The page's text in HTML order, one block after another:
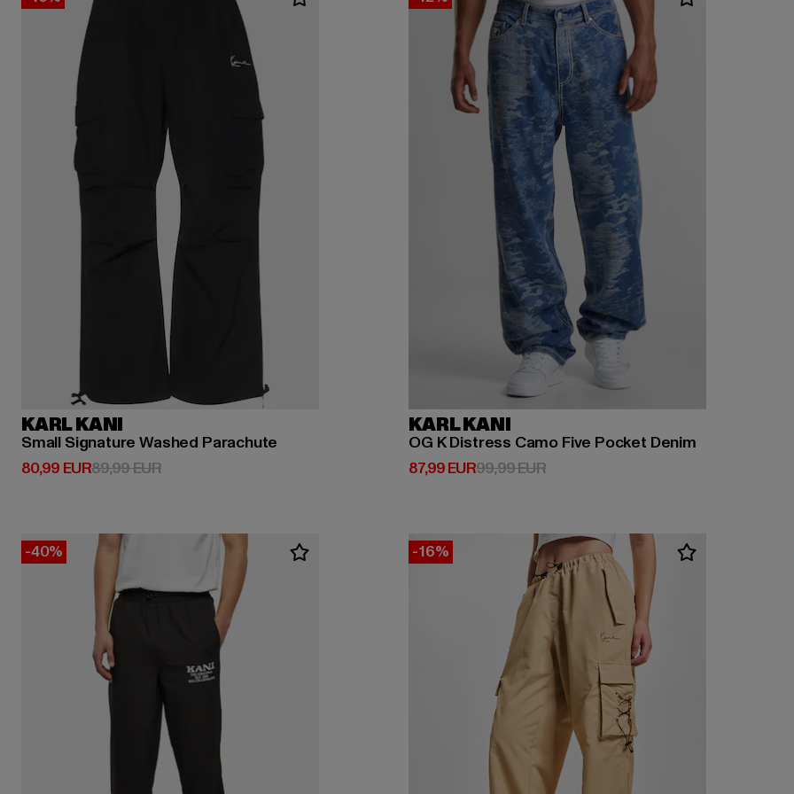
KARL KANI
Small Signature Washed Parachute
80,99 EUR
Derzeitiger Preis: 80,99 EUR
89,99 EURAktionspreis: 89,99 EUR
KARL KANI
OG K Distress Camo Five Pocket Denim
87,99 EUR
Derzeitiger Preis: 87,99 EUR
99,99 EURAktionspreis: 99,99 EUR
-40% -16%